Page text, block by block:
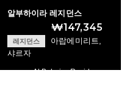
알부하이라 레지던스
₩147,345
레지던스
아랍에미리트,
샤르자
Al Buhaira Reside…